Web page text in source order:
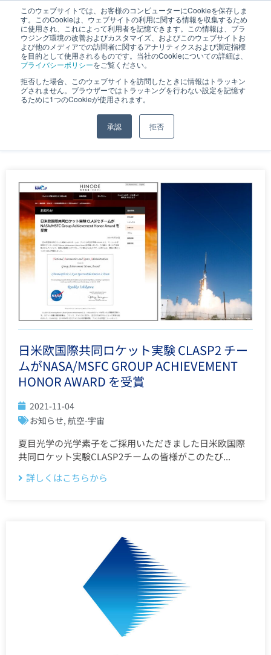
このウェブサイトでは、お客様のコンピューターにCookieを保存しま
す。このCookieは、ウェブサイトの利用に関する情報を収集するため
に使用され、これによって利用者を記憶できます。この情報は、ブラ
ウジング環境の改善およびカスタマイズ、およびこのウェブサイトお
よび他のメディアでの訪問者に関するアナリティクスおよび測定指標
を目的として使用されるものです。当社のCookieについての詳細は、
プライバシーポリシーをご覧ください。
拒否した場合、このウェブサイトを訪問したときに情報はトラッキン
グされません。ブラウザーではトラッキングを行わない設定を記憶す
るために1つのCookieが使用されます。
承認 拒否
JP｜EN
11月 4, 2021
日米欧国際共同ロケット実験 CLASP2 チー
ムがNASA/MSFC GROUP ACHIEVEMENT
HONOR AWARD を受賞
2021-11-04
お知らせ, 航空-宇宙
夏目光学の光学素子をご採用いただきました日米欧国際
共同ロケット実験CLASP2チームの皆様がこのたび...
詳しくはこちらから